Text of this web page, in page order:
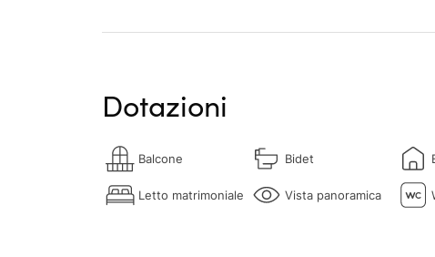
Dotazioni
Balcone Bidet
Letto matrimoniale Vista panoramica